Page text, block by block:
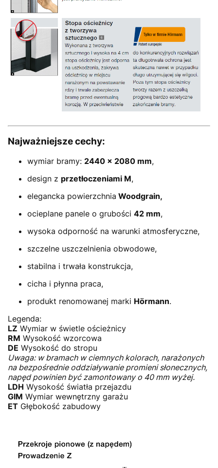
Najważniejsze cechy:
wymiar bramy: 2440 × 2080 mm,
design z przetłoczeniami M,
elegancka powierzchnia Woodgrain,
ocieplane panele o grubości 42 mm,
wysoka odporność na warunki atmosferyczne,
szczelne uszczelnienia obwodowe,
stabilna i trwała konstrukcja,
cicha i płynna praca,
produkt renomowanej marki Hörmann.
Legenda:
LZ Wymiar w świetle ościeżnicy
RM Wysokość wzorcowa
DE Wysokość do stropu
Uwaga: w bramach w ciemnych kolorach, narażonych
na bezpośrednie oddziaływanie promieni słonecznych,
napęd powinien być zamontowany o 40 mm wyżej.
LDH Wysokość światła przejazdu
GIM Wymiar wewnętrzny garażu
ET Głębokość zabudowy